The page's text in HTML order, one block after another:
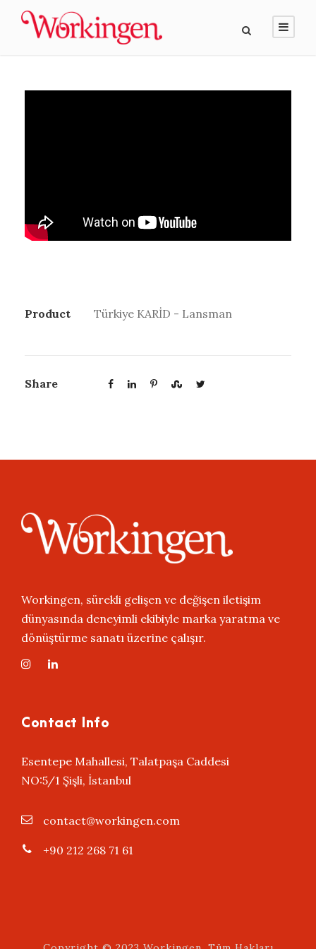
Product Türkiye KARİD - Lansman
Share
Workingen, sürekli gelişen ve değişen iletişim
dünyasında deneyimli ekibiyle marka yaratma ve
dönüştürme sanatı üzerine çalışır.
Contact Info
Esentepe Mahallesi, Talatpaşa Caddesi
NO:5/1 Şişli, İstanbul
contact@workingen.com
+90 212 268 71 61